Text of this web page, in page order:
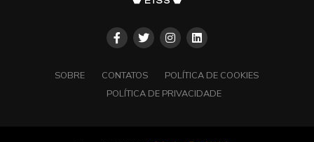
SOBRE CONTATOS
POLÍTICA DE COOKIES
POLÍTICA DE PRIVACIDADE